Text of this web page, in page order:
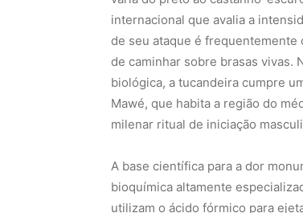
internacional que avalia a
de seu ataque é frequentemente
de caminhar sobre brasas vivas.
biológica, a tucandeira cumpre
Mawé, que habita a região do
milenar ritual de iniciação
A base científica para a dor
bioquímica altamente
utilizam o ácido fórmico para